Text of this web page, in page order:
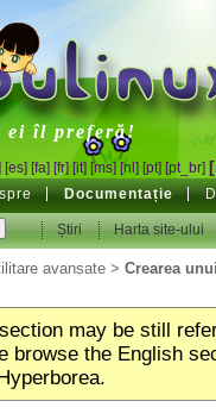
ei îl preferă!
[es] [fa] [fr] [it] [ms] [nl] [pt] [pt_br]
Documentație
Știri Harta site-ului
avansate> Crearea
may be still
browse the English